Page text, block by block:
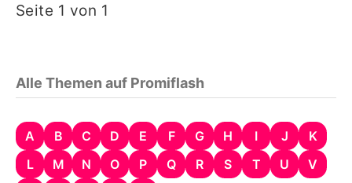
Seite 1 von 1
Alle Themen auf Promiflash
A B C D E F G H I J
K
L
M N O P Q R S T U
V